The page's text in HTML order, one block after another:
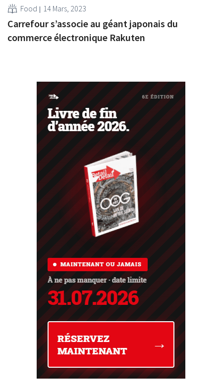
Food 14 Mars, 2023
Carrefour s’associe au géant japonais du
commerce électronique Rakuten